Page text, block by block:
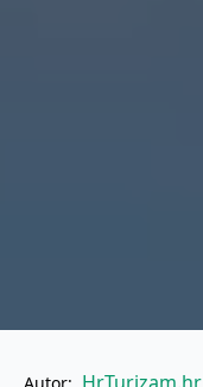
Autor: HrTurizam.hr